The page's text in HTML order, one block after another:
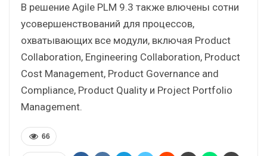
В решение Agile PLM 9.3 также влючены сотни
усовершенствований для процессов,
охватывающих все модули, включая Product
Collaboration, Engineering Collaboration, Product
Cost Management, Product Governance and
Compliance, Product Quality и Project Portfolio
Management.
66